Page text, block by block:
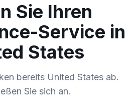
Sie Ihren
Service in
States
bereits United States ab.
Sie sich an.